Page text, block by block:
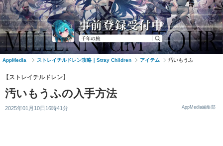
AppMedia ストレイチルドレン攻略｜Stray Children アイテム 汚いもうふ
【ストレイチルドレン】
汚いもうふの入手方法
2025年01月10日16時41分 AppMedia編集部